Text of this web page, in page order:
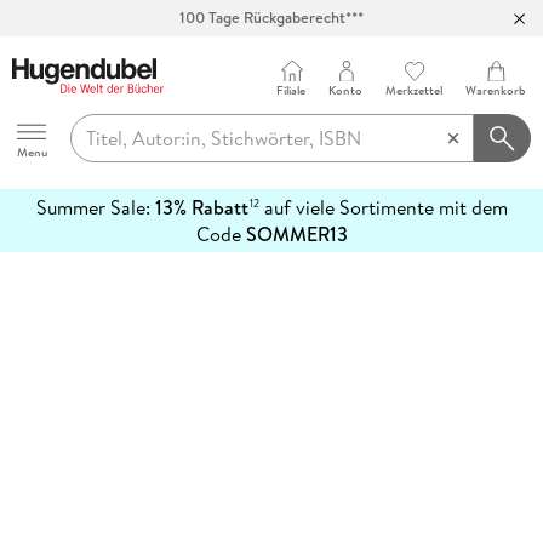
100 Tage Rückgaberecht***
Hugendubel
Menu
Filiale Konto Merkzettel Warenkorb
Summer Sale: 13% Rabatt12auf viele Sortimente mit dem
CodeSOMMER13
erfahren